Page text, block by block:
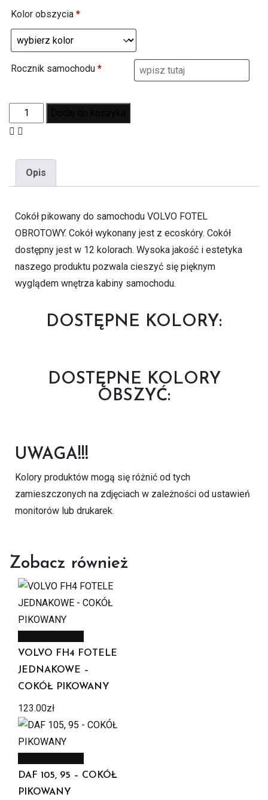
Kolor obszycia *
Rocznik samochodu *
Opis
Cokół pikowany do samochodu VOLVO FOTEL
OBROTOWY. Cokół wykonany jest z ecoskóry. Cokół
dostępny jest w 12 kolorach. Wysoka jakość i estetyka
naszego produktu pozwala cieszyć się pięknym
wyglądem wnętrza kabiny samochodu.
DOSTĘPNE KOLORY:
DOSTĘPNE KOLORY
OBSZYĆ:
UWAGA!!!
Kolory produktów mogą się różnić od tych
zamieszczonych na zdjęciach w zależności od ustawień
monitorów lub drukarek.
Zobacz również
VOLVO FH4 FOTELE
JEDNAKOWE –
COKÓŁ PIKOWANY
123.00zł
DAF 105, 95 – COKÓŁ
PIKOWANY